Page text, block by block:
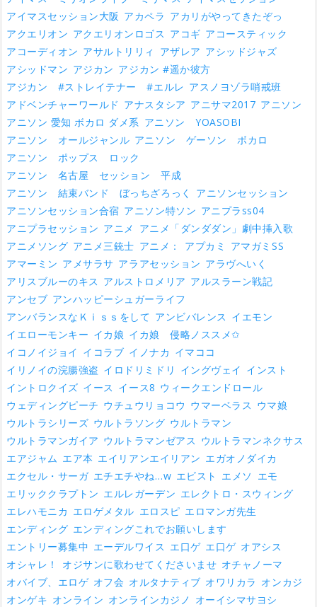
アイマスセッション大阪 アカペラ アカリがやってきたぞっ
アクエリオン アクエリオンロゴス アコギ アコースティック
アコーディオン アサルトリリィ アザレア アシッドジャズ
アシッドマン アジカン アジカン #遥か彼方
アジカン #ストレイテナー #エルレ アスノヨゾラ哨戒班
アドベンチャーワールド アナスタシア アニサマ2017 アニソン
アニソン 愛知 ボカロ ダメ系 アニソン YOASOBI
アニソン オールジャンル アニソン ゲーソン ボカロ
アニソン ポップス ロック
アニソン 名古屋 セッション 平成
アニソン 結束バンド ぼっちざろっく
アニソンセッション
アニソンセッション合宿 アニソン特ソン アニプラss04
アニプラセッション アニメ アニメ「ダンダダン」劇中挿入歌
アニメソング アニメ三銃士 アニメ： アプカミ
アマガミSS
アマーミン アメサラサ アラアセッション アラヴへいく
アリスブルーのキス アルストロメリア アルスラーン戦記
アンセブ アンハッピーシュガーライフ
アンバランスなＫｉｓｓをして アンビバレンス イエモン
イエローモンキー イカ娘 イカ娘 侵略ノススメ✩
イコノイジョイ イコラブ イノナカ イマココ
イリノイの浣腸強盗 イロドリミドリ イングヴェイ インスト
イントロクイズ イース イース8 ウィークエンドロール
ウェディングピーチ ウチュウリョコウ ウマーベラス ウマ娘
ウルトラシリーズ ウルトラソング ウルトラマン
ウルトラマンガイア ウルトラマンゼアス ウルトラマンネクサス
エアジャム エア本 エイリアンエイリアン エガオノダイカ
エクセル・サーガ エチエチやね…w エビスト エメソ エモ
エリッククラプトン エルレガーデン エレクトロ・スウィング
エレハモニカ エロゲメタル エロスピ エロマンガ先生
エンディング エンディングこれでお願いします
エントリー募集中 エーデルワイス エ口ゲ エ口ゲ オアシス
オシャレ！
オジサンに歌わせてくださいませ オチャノーマ
オバイブ、エロゲ オフ会 オルタナティブ オワリカラ オンカジ
オンゲキ オンライン オンラインカジノ オーイシマサヨシ